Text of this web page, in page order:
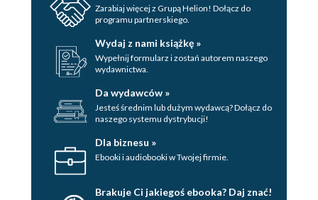
Zarabiaj więcej z Grupą Helion! Dołącz do
programu partnerskiego.
Wydaj z nami książkę »
Wypełnij formularz i zostań autorem naszego
wydawnictwa.
Da wydawców »
Jesteś średnim lub dużym wydawcą? Dołącz do
naszego systemu dystrybucji!
Dla biznesu »
Ebooki i audiobooki w Twojej firmie.
Brakuje Ci jakiegoś ebooka? Daj znać!